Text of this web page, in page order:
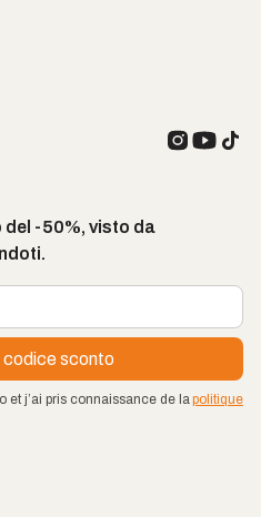
del -50%, visto da
et j’ai pris connaissance de lapolitique